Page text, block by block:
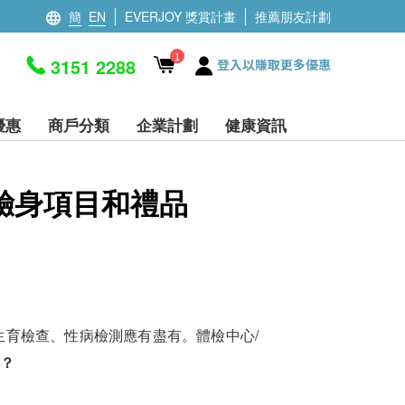
簡 EN EVERJOY 獎賞計畫 推薦朋友計劃
3151 2288 1 登入以賺取更多優惠
惠 商戶分類 企業計劃 健康資訊
身項目和禮品
檢查、性病檢測應有盡有。體檢中心/